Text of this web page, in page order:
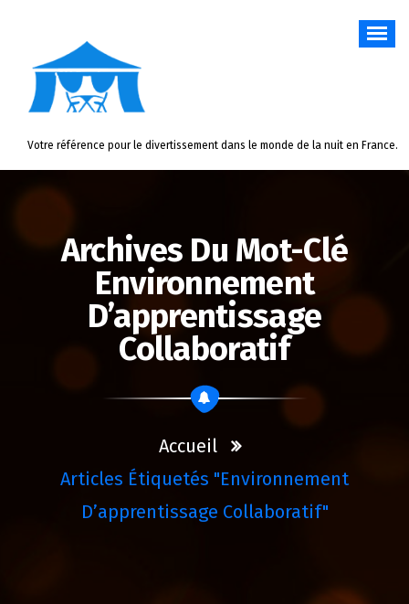
Votre référence pour le divertissement dans le monde de la nuit en France.
Archives Du Mot-Clé
Environnement
D’apprentissage
Collaboratif
Accueil
Articles Étiquetés "environnement
D’apprentissage Collaboratif"